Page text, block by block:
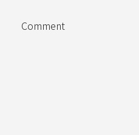
Comment